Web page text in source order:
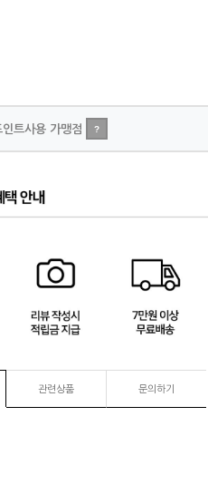
트사용 가맹점 ?
관련상품 문의하기